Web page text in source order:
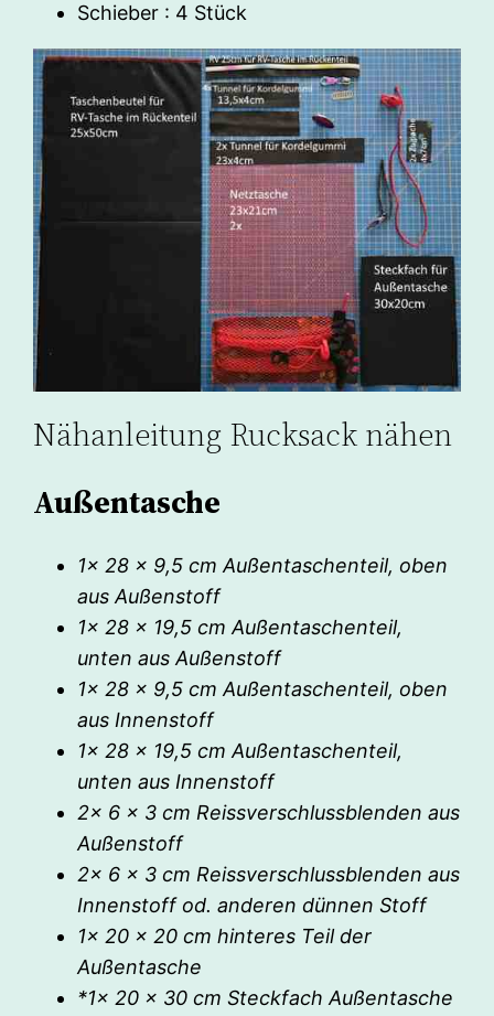
Schieber : 4 Stück
Nähanleitung Rucksack nähen
Außentasche
1x 28 x 9,5 cm Außentaschenteil, oben
aus Außenstoff
1x 28 x 19,5 cm Außentaschenteil,
unten aus Außenstoff
1x 28 x 9,5 cm Außentaschenteil, oben
aus Innenstoff
1x 28 x 19,5 cm Außentaschenteil,
unten aus Innenstoff
2x 6 x 3 cm Reissverschlussblenden aus
Außenstoff
2x 6 x 3 cm Reissverschlussblenden aus
Innenstoff od. anderen dünnen Stoff
1x 20 x 20 cm hinteres Teil der
Außentasche
*1x 20 x 30 cm Steckfach Außentasche